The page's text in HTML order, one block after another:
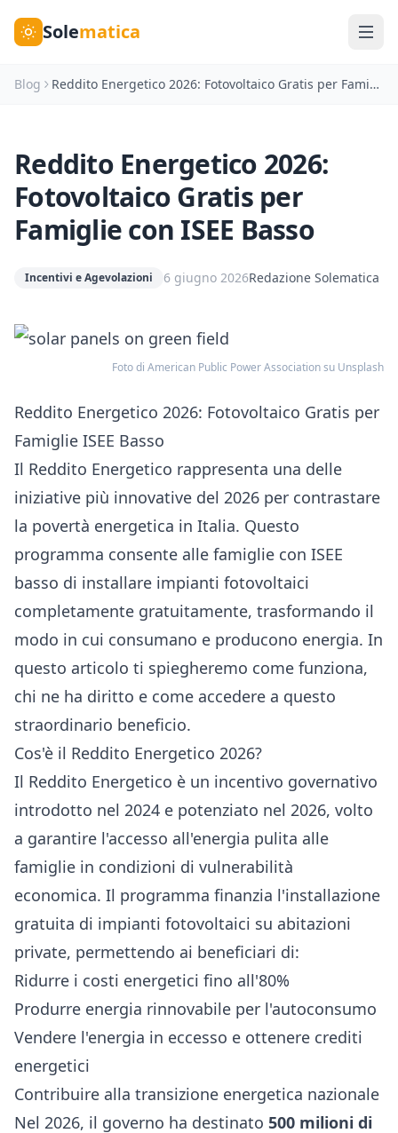
Solematica
Blog Reddito Energetico 2026: Fotovoltaico Gratis per Famiglie con ISEE Basso
Reddito Energetico 2026:
Fotovoltaico Gratis per
Famiglie con ISEE Basso
Incentivi e Agevolazioni 6 giugno 2026Redazione Solematica
Foto di American Public Power Associationsu Unsplash
Reddito Energetico 2026: Fotovoltaico Gratis per
Famiglie ISEE Basso
Il Reddito Energetico rappresenta una delle
iniziative più innovative del 2026 per contrastare
la povertà energetica in Italia. Questo
programma consente alle famiglie con ISEE
basso di installare impianti fotovoltaici
completamente gratuitamente, trasformando il
modo in cui consumano e producono energia. In
questo articolo ti spiegheremo come funziona,
chi ne ha diritto e come accedere a questo
straordinario beneficio.
Cos'è il Reddito Energetico 2026?
Il Reddito Energetico è un incentivo governativo
introdotto nel 2024 e potenziato nel 2026, volto
a garantire l'accesso all'energia pulita alle
famiglie in condizioni di vulnerabilità
economica. Il programma finanzia l'installazione
gratuita di impianti fotovoltaici su abitazioni
private, permettendo ai beneficiari di:
Ridurre i costi energetici fino all'80%
Produrre energia rinnovabile per l'autoconsumo
Vendere l'energia in eccesso e ottenere crediti
energetici
Contribuire alla transizione energetica nazionale
Nel 2026, il governo ha destinato 500 milioni di